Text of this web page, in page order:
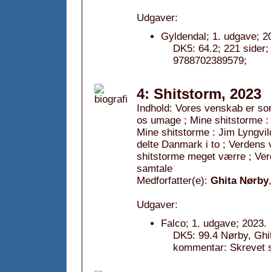
Udgaver:
Gyldendal; 1. udgave;
DK5: 64.2; 221
9788702389579;
4: Shitstorm, 2023
Indhold: Vores venskab er
os umage ; Mine shitstorme
Mine shitstorme : Jim
delte Danmark i to ;
shitstorme meget værre ;
samtale
Medforfatter(e): Ghita Nørby
Udgaver:
Falco; 1. udgave; 2023.
DK5: 99.4 Nørby,
kommentar: Skrevet